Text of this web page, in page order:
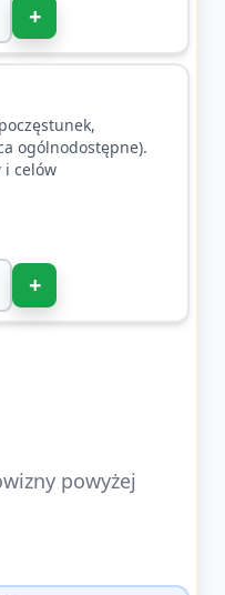
+
ogólnodostępne).
i celów
+
powyżej